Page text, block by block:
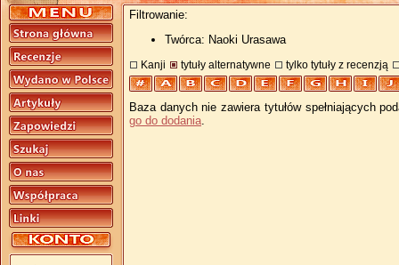
Filtrowanie:
Twórca: Naoki Urasawa
Kanji tytuły alternatywne tylko tytuły z recenzją
Baza danych nie zawiera tytułów spełniających
go do dodania.